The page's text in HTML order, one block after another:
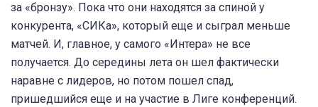
за «бронзу». Пока что они находятся за спиной у
конкурента, «СИКа», который еще и сыграл меньше
матчей. И, главное, у самого «Интера» не все
получается. До середины лета он шел фактически
наравне с лидеров, но потом пошел спад,
пришедшийся еще и на участие в Лиге конференций.